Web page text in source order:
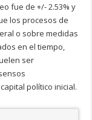
fue de +/- 2.53% y
los procesos de
o sobre medidas
en el tiempo,
ser
político inicial.